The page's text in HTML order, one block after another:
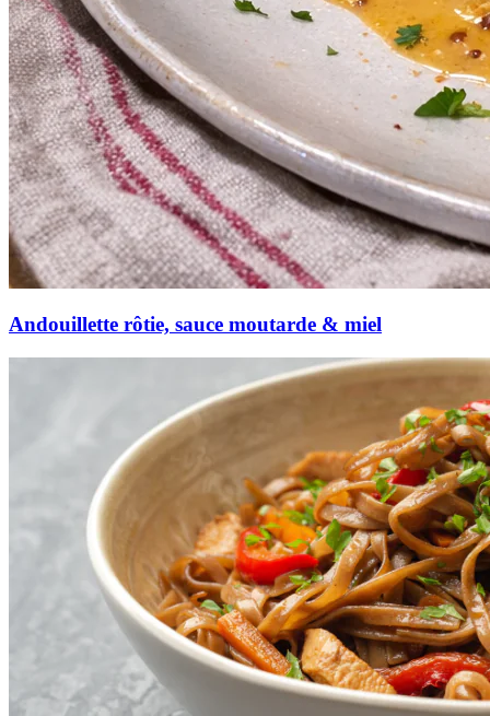
Andouillette rôtie, sauce moutarde & miel